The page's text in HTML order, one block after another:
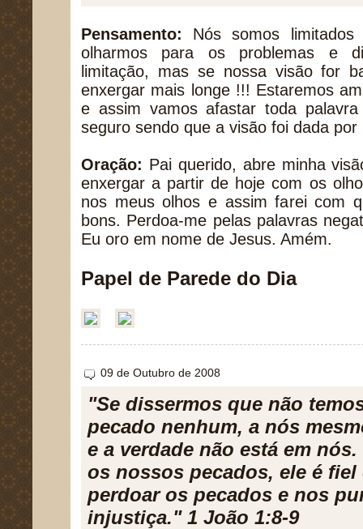
Pensamento: Nós somos
olharmos para os problemas e
limitação, mas se nossa visão for
enxergar mais longe !!! Estaremos
e assim vamos afastar toda
seguro sendo que a visão foi dada por
Oração: Pai querido, abre minha
enxergar a partir de hoje com os
nos meus olhos e assim farei com
bons. Perdoa-me pelas palavras
Eu oro em nome de Jesus. Amém.
Papel de Parede do Dia
09 de Outubro de 2008
"Se dissermos que não
pecado nenhum, a nós
e a verdade não está em
os nossos pecados, ele é
perdoar os pecados e nos
injustiça." 1 João 1:8-9